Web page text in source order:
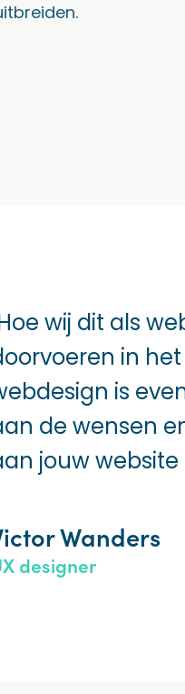
wij dit als
in
is
de wensen
jouw
Wanders
designer